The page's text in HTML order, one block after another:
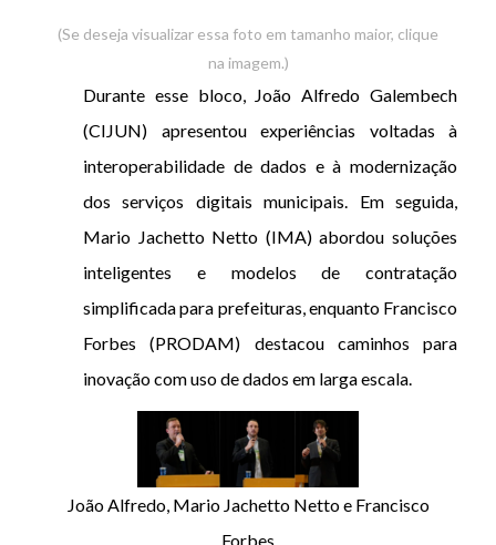
(Se deseja visualizar essa foto em tamanho maior, clique
na imagem.)
Durante esse bloco, João Alfredo Galembech
(CIJUN) apresentou experiências voltadas à
interoperabilidade de dados e à modernização
dos serviços digitais municipais. Em seguida,
Mario Jachetto Netto (IMA) abordou soluções
inteligentes e modelos de contratação
simplificada para prefeituras, enquanto Francisco
Forbes (PRODAM) destacou caminhos para
inovação com uso de dados em larga escala.
João Alfredo, Mario Jachetto Netto e Francisco
Forbes